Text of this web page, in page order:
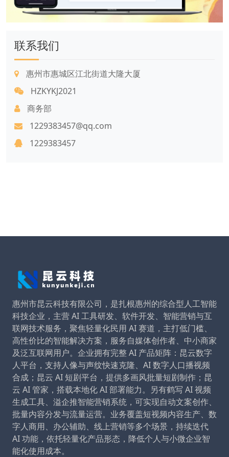
联系我们
惠州市惠城区江北街道大隆大厦
HZKYKJ2021
商务部
1229383457@qq.com
1229383457
惠州市昆云科技有限公司，是扎根惠州的综合型人工智能
科技企业，主营 AI 工具研发、软件开发、智能营销与互
联网技术服务，聚焦轻量化民用 AI 赛道，主打低门槛、
高性价比的智能解决方案，服务自媒体创作者、中小商家
及泛互联网用户。企业拥有完整 AI 产品矩阵：昆云数字
人平台，支持人像与声纹快速克隆、AI 数字人口播视频
合成；昆云 AI 短剧平台，提供多画风批量短剧制作；昆
云 AI 管家，搭载本地化 AI 部署能力。另有鹤写 AI 视频
生成工具、溢企推智能营销系统，可实现自动文案创作、
批量内容分发与流量运营。业务覆盖短视频内容生产、数
字人商用、办公辅助、线上营销等多个场景，持续迭代
AI 功能，依托轻量化产品形态，降低个人与小微企业智
能化使用成本。